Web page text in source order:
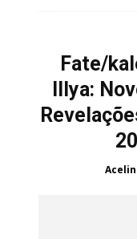
Fate/
Illya: